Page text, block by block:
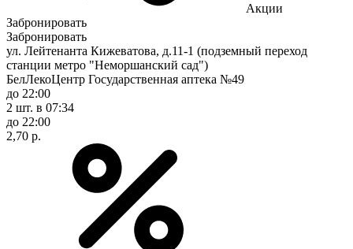
Акции
Забронировать
Забронировать
ул. Лейтенанта Кижеватова, д.11-1 (подземный переход
станции метро "Неморшанский сад")
БелЛекоЦентр Государственная аптека №49
до 22:00
2 шт. в 07:34
до 22:00
2,70 р.